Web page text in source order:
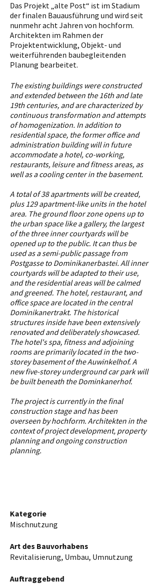
Das Projekt „alte Post“ ist im Stadium
der finalen Bauausführung und wird seit
nunmehr acht Jahren von hochform.
Architekten im Rahmen der
Projektentwicklung, Objekt- und
weiterführenden baubegleitenden
Planung bearbeitet.
The existing buildings were constructed
and extended between the 16th and late
19th centuries, and are characterized by
continuous transformation and attempts
of homogenization. In addition to
residential space, the former office and
administration building will in future
accommodate a hotel, co-working,
restaurants, leisure and fitness areas, as
well as a cooling center in the basement.
A total of 38 apartments will be created,
plus 129 apartment-like units in the hotel
area. The ground floor zone opens up to
the urban space like a gallery, the largest
of the three inner courtyards will be
opened up to the public. It can thus be
used as a semi-public passage from
Postgasse to Dominikanerbastei. All inner
courtyards will be adapted to their use,
and the residential areas will be calmed
and greened. The hotel, restaurant, and
office space are located in the central
Dominikanertrakt. The historical
structures inside have been extensively
renovated and deliberately showcased.
The hotel's spa, fitness and adjoining
rooms are primarily located in the two-
storey basement of the Auwinkelhof. A
new five-storey underground car park will
be built beneath the Dominkanerhof.
The project is currently in the final
construction stage and has been
overseen by hochform. Architekten in the
context of project development, property
planning and ongoing construction
planning.
Kategorie
Mischnutzung
Art des Bauvorhabens
Revitalisierung, Umbau, Umnutzung
Auftraggebend